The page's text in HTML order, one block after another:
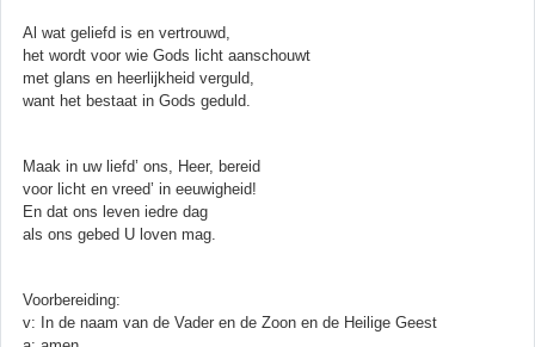
Al wat geliefd is en vertrouwd,
het wordt voor wie Gods licht aanschouwt
met glans en heerlijkheid verguld,
want het bestaat in Gods geduld.
Maak in uw liefd’ ons, Heer, bereid
voor licht en vreed’ in eeuwigheid!
En dat ons leven iedre dag
als ons gebed U loven mag.
Voorbereiding:
v: In de naam van de Vader en de Zoon en de Heilige Geest